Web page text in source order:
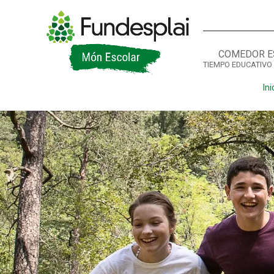
COMEDOR
TIEMPO
ACTIVITATS D'ESTIU
CASES DE COLÒNIES
CONEIX FUNDESPLAI
La Fundació